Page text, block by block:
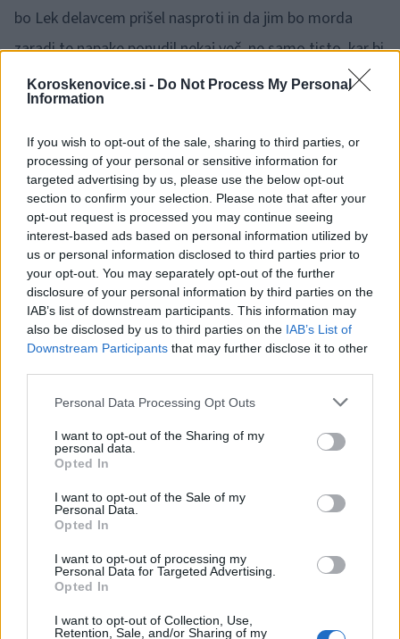
Koroskenovice.si - Do Not Process My Personal
Information
If you wish to opt-out of the sale, sharing to third parties, or
processing of your personal or sensitive information for
targeted advertising by us, please use the below opt-out
section to confirm your selection. Please note that after your
opt-out request is processed you may continue seeing
interest-based ads based on personal information utilized by
us or personal information disclosed to third parties prior to
your opt-out. You may separately opt-out of the further
disclosure of your personal information by third parties on the
IAB’s list of downstream participants. This information may
also be disclosed by us to third parties on the IAB’s List of
Downstream Participants that may further disclose it to other
Please note that this website/app uses one or more Google
not limited to your visit or usage behaviour. You may click to
grant or deny consent to Google and its third-party tags to
use your data for below specified purposes in below Google
consent section.
Personal Data Processing Opt Outs
I want to opt-out of the Sharing of my
personal data.
Opted In
I want to opt-out of the Sale of my
Personal Data.
Opted In
I want to opt-out of processing my
Personal Data for Targeted Advertising.
Opted In
I want to opt-out of Collection, Use,
Retention, Sale, and/or Sharing of my
bo Lek delavcem prišel nasproti in da jim bo morda
zaradi te napake ponudil nekaj več, ne samo tisto, kar bi
delavci lahko izterjali sami.
Opozorilo:Po 297. členu Kazenskega zakonika je
posameznik kazensko odgovoren za javno spodbujanje
sovraštva, nasilja ali nestrpnosti. Komentarji z žaljivimi,
rasističnimi, diskriminatornimi ali nezakonitimi vsebinami bodo
odstranjeni. Pravila komentiranja →
Failed to fetch
Kategorije: Novice
Ključne besede: Lek Plača plačilna lista
Več iz kraja Prevalje